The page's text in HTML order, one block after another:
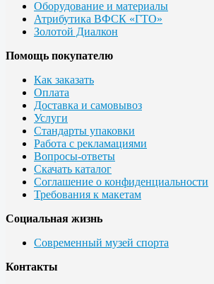
Оборудование и материалы
Атрибутика ВФСК «ГТО»
Золотой Диалкон
Помощь покупателю
Как заказать
Оплата
Доставка и самовывоз
Услуги
Стандарты упаковки
Работа с рекламациями
Вопросы-ответы
Скачать каталог
Соглашение о конфиденциальности
Требования к макетам
Социальная жизнь
Современный музей спорта
Контакты